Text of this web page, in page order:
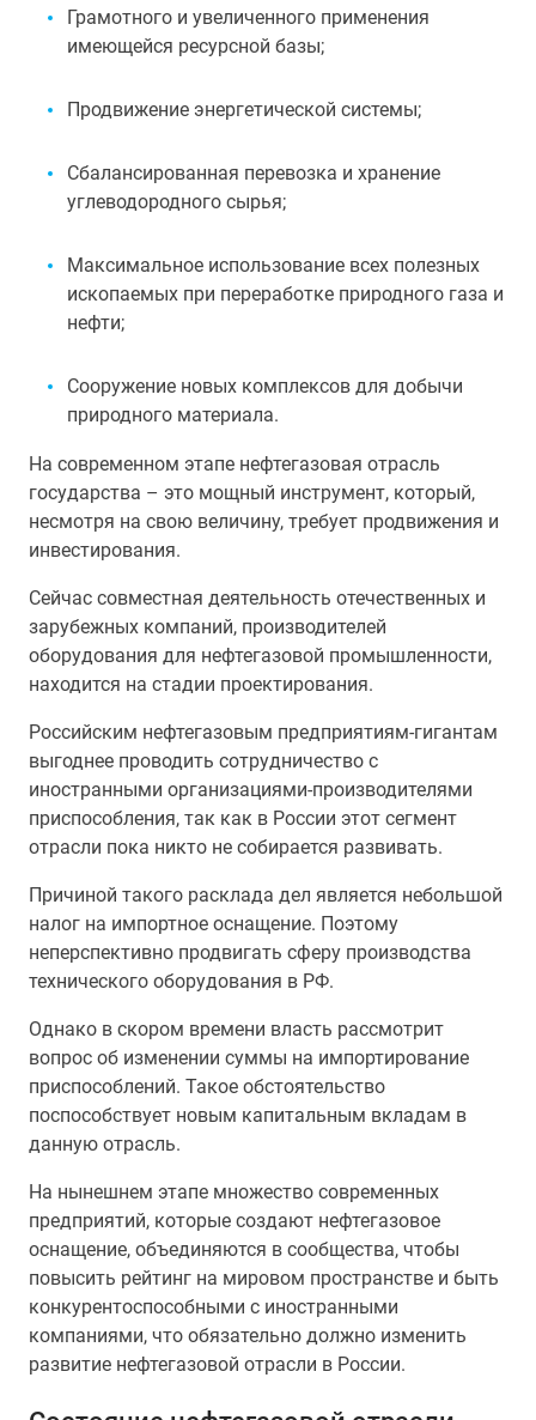
Грамотного и увеличенного применения
имеющейся ресурсной базы;
Продвижение энергетической системы;
Сбалансированная перевозка и хранение
углеводородного сырья;
Максимальное использование всех полезных
ископаемых при переработке природного газа и
нефти;
Сооружение новых комплексов для добычи
природного материала.
На современном этапе нефтегазовая отрасль
государства – это мощный инструмент, который,
несмотря на свою величину, требует продвижения и
инвестирования.
Сейчас совместная деятельность отечественных и
зарубежных компаний, производителей
оборудования для нефтегазовой промышленности,
находится на стадии проектирования.
Российским нефтегазовым предприятиям-гигантам
выгоднее проводить сотрудничество с
иностранными организациями-производителями
приспособления, так как в России этот сегмент
отрасли пока никто не собирается развивать.
Причиной такого расклада дел является небольшой
налог на импортное оснащение. Поэтому
неперспективно продвигать сферу производства
технического оборудования в РФ.
Однако в скором времени власть рассмотрит
вопрос об изменении суммы на импортирование
приспособлений. Такое обстоятельство
поспособствует новым капитальным вкладам в
данную отрасль.
На нынешнем этапе множество современных
предприятий, которые создают нефтегазовое
оснащение, объединяются в сообщества, чтобы
повысить рейтинг на мировом пространстве и быть
конкурентоспособными с иностранными
компаниями, что обязательно должно изменить
развитие нефтегазовой отрасли в России.